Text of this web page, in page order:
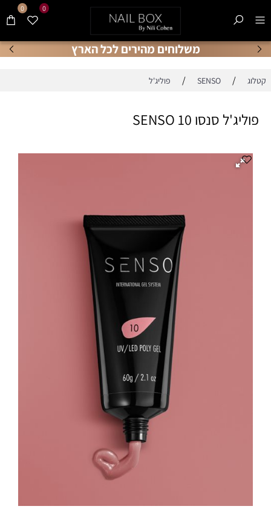
משלוחים מהירים לכל הארץ
0 0
קטלוג /
SENSO
/ פוליג'ל
פוליג'ל סנסו SENSO 10